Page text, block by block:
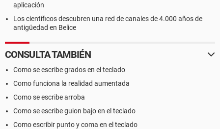
aplicación
Los científicos descubren una red de canales de 4.000 años de
antigüedad en Belice
CONSULTA TAMBIÉN
Como se escribe grados en el teclado
Como funciona la realidad aumentada
Como se escribe arroba
Como se escribe guion bajo en el teclado
Como escribir punto y coma en el teclado